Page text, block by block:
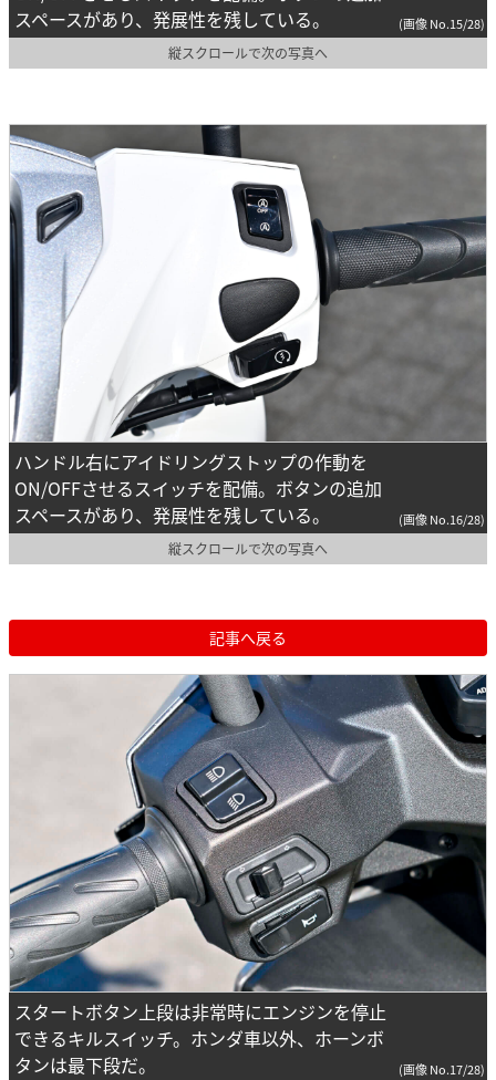
スペースがあり、発展性を残している。
(画像 No.15/28)
縦スクロールで次の写真へ
ハンドル右にアイドリングストップの作動を
ON/OFFさせるスイッチを配備。ボタンの追加
スペースがあり、発展性を残している。
(画像 No.16/28)
縦スクロールで次の写真へ
記事へ戻る
スタートボタン上段は非常時にエンジンを停止
できるキルスイッチ。ホンダ車以外、ホーンボ
タンは最下段だ。
(画像 No.17/28)